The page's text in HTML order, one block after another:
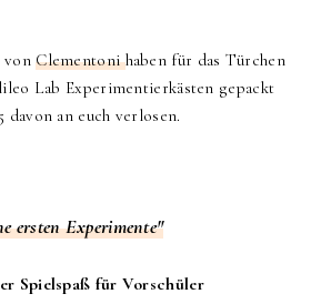
vonClementonihaben für das Türchen
Lab Experimentierkästen gepackt
an euch verlosen.
ersten Experimente"
Spielspaß für Vorschüler